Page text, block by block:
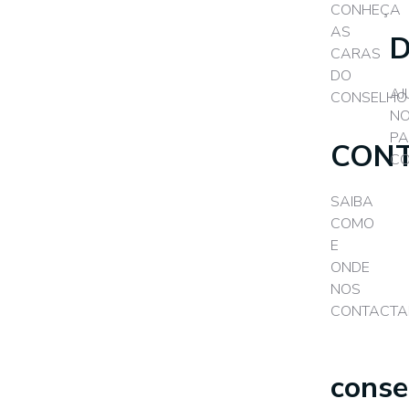
CONHEÇA
AS
CARAS
DO
CONSELHO
SAIBA
COMO
E
ONDE
NOS